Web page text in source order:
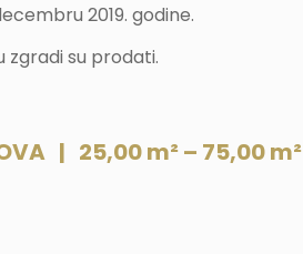
2019. godine.
zgradi su prodati.
| 25,00 m² – 75,00 m²